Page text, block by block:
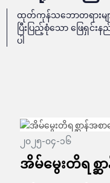
ထုတ်ကုန်သဘောတရားမ
ပြီးပြည့်စုံသော ဖြေရှင်းန
ပါ
၂၀၂၅-၀၄-၁၆
အိမ်မွေးတိရစ္ဆ